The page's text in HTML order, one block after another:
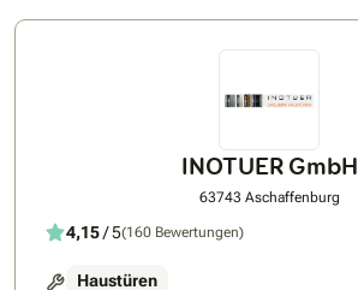
INOTUER GmbH
63743 Aschaffenburg
4,15/ 5(160 Bewertungen)
Haustüren